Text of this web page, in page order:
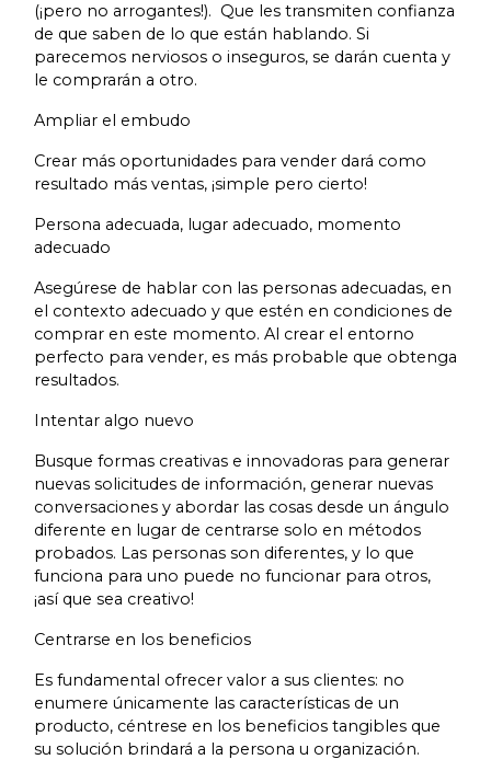
(¡pero no arrogantes!). Que les transmiten confianza
de que saben de lo que están hablando. Si
parecemos nerviosos o inseguros, se darán cuenta y
le comprarán a otro.
Ampliar el embudo
Crear más oportunidades para vender dará como
resultado más ventas, ¡simple pero cierto!
Persona adecuada, lugar adecuado, momento
adecuado
Asegúrese de hablar con las personas adecuadas, en
el contexto adecuado y que estén en condiciones de
comprar en este momento. Al crear el entorno
perfecto para vender, es más probable que obtenga
resultados.
Intentar algo nuevo
Busque formas creativas e innovadoras para generar
nuevas solicitudes de información, generar nuevas
conversaciones y abordar las cosas desde un ángulo
diferente en lugar de centrarse solo en métodos
probados. Las personas son diferentes, y lo que
funciona para uno puede no funcionar para otros,
¡así que sea creativo!
Centrarse en los beneficios
Es fundamental ofrecer valor a sus clientes: no
enumere únicamente las características de un
producto, céntrese en los beneficios tangibles que
su solución brindará a la persona u organización.